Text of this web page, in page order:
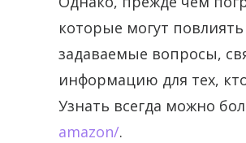
которые могут
задаваемые вопросы,
информацию для тех,
Узнать всегда можно
amazon/.